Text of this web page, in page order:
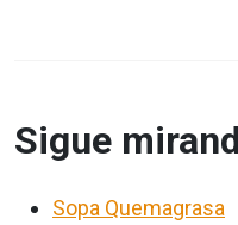
Sigue
Sopa Quemagrasa